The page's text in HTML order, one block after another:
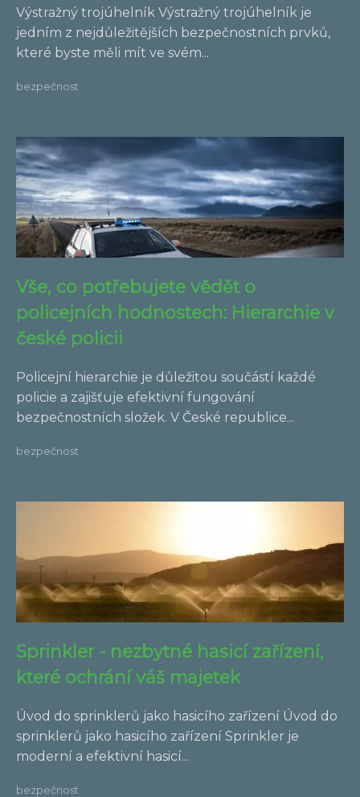
Výstražný trojúhelník Výstražný trojúhelník je
jedním z nejdůležitějších bezpečnostních prvků,
které byste měli mít ve svém...
bezpečnost
Vše, co potřebujete vědět o
policejních hodnostech: Hierarchie v
české policii
Policejní hierarchie je důležitou součástí každé
policie a zajišťuje efektivní fungování
bezpečnostních složek. V České republice...
bezpečnost
Sprinkler - nezbytné hasicí zařízení,
které ochrání váš majetek
Úvod do sprinklerů jako hasicího zařízení Úvod do
sprinklerů jako hasicího zařízení Sprinkler je
moderní a efektivní hasicí...
bezpečnost